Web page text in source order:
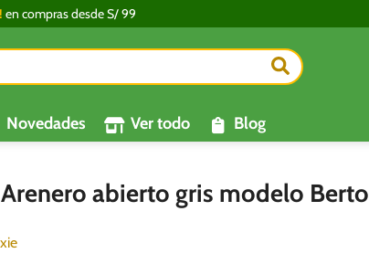
en compras desde S/ 99
Novedades Ver todo Blog
abierto gris modelo Berto